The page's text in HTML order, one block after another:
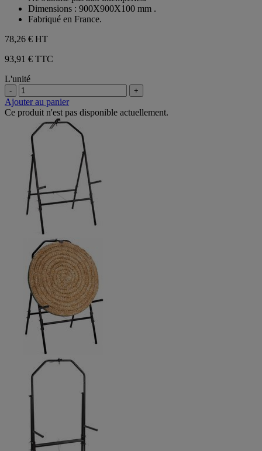
Dimensions : 900X900X100 mm .
Fabriqué en France.
78,26 € HT
93,91 € TTC
L'unité
- +
Ajouter au panier
Ce produit n'est pas disponible actuellement.